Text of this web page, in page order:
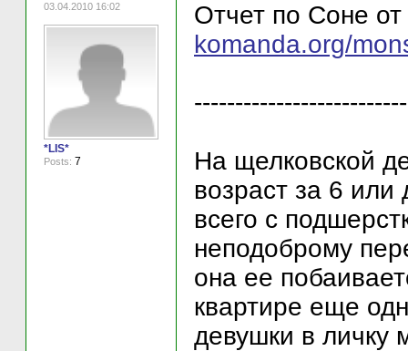
03.04.2010 16:02
*LIS*
Posts: 7
Отчет по Соне от
komanda.org/
На щелковской
возраст за 6 или
всего с
неподоброму
она ее
квартире еще
девушки в личку